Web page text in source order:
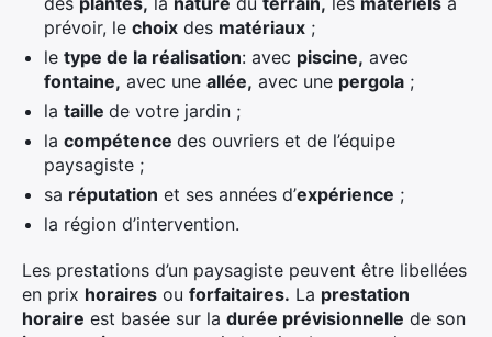
prévoir, le choix des matériaux ;
le type de la réalisation: avec piscine, avec
fontaine, avec une allée, avec une pergola ;
la taille de votre jardin ;
la compétence des ouvriers et de l’équipe
paysagiste ;
sa réputation et ses années d’expérience ;
la région d’intervention.
Les prestations d’un paysagiste peuvent être libellées
en prix horaires ou forfaitaires. La prestation
horaire est basée sur la durée prévisionnelle de son